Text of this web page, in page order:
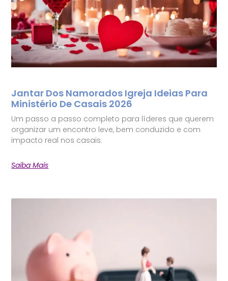
Jantar Dos Namorados Igreja Ideias Para
Ministério De Casais 2026
Um passo a passo completo para líderes que querem
organizar um encontro leve, bem conduzido e com
impacto real nos casais.
Saiba Mais